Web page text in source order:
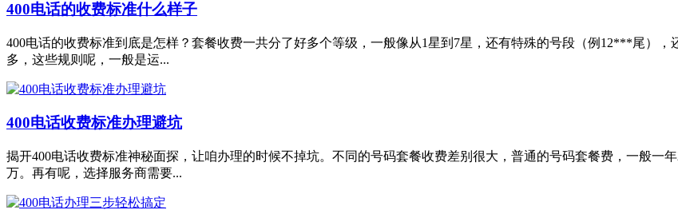
400电话的收费标准什么样子
400电话的收费标准到底是怎样？套餐收费一共分了好多个等级，一般像从1星到7星，还有特殊的号段（例12***尾）
多，这些规则呢，一般是运...
400电话收费标准办理避坑
揭开400电话收费标准神秘面探，让咱办理的时候不掉坑。不同的号码套餐收费差别很大，普通的号码套餐费，一般一
万。再有呢，选择服务商需要...